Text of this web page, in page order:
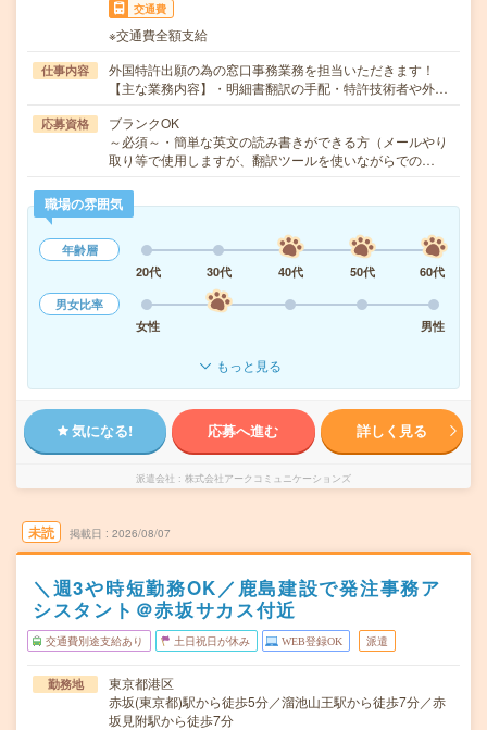
交通費
※交通費全額支給
仕事内容
外国特許出願の為の窓口事務業務を担当いただきます！
【主な業務内容】・明細書翻訳の手配・特許技術者や外…
応募資格
ブランクOK
～必須～・簡単な英文の読み書きができる方（メールやり
取り等で使用しますが、翻訳ツールを使いながらでの…
職場の雰囲気
年齢層
20代
30代 40代 50代
60代
男女比率
女性
男性
もっと見る
気になる! 応募へ進む 詳しく見る
派遣会社 株式会社アークコミュニケーションズ
未読 掲載日 2026/08/07
＼週3や時短勤務OK／鹿島建設で発注事務ア
シスタント＠赤坂サカス付近
交通費別途支給あり 土日祝日が休み WEB登録OK 派遣
勤務地
東京都港区
赤坂(東京都)駅から徒歩5分／溜池山王駅から徒歩7分／赤
坂見附駅から徒歩7分